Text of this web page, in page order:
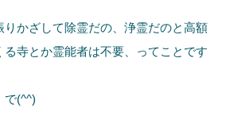
かざして除霊だの、浄霊だのと高額
る寺とか霊能者は不要、ってことです
で(^^)